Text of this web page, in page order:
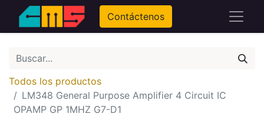
Contáctenos
Todos los productos
LM348 General Purpose Amplifier 4 Circuit IC
OPAMP GP 1MHZ G7-D1